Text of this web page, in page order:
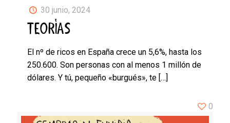
30 junio, 2024
TEORÍAS
El nº de ricos en España crece un 5,6%, hasta los
250.600. Son personas con al menos 1 millón de
dólares. Y tú, pequeño «burgués», te […]
0